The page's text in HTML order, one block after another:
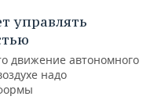
управлять
движение автономного
надо